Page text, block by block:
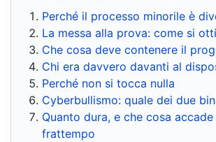
Perché il processo minorile è
La messa alla prova: come si
Che cosa deve contenere il
Chi era davvero davanti al
Perché non si tocca nulla
Cyberbullismo: quale dei due
Quanto dura, e che cosa accade
frattempo